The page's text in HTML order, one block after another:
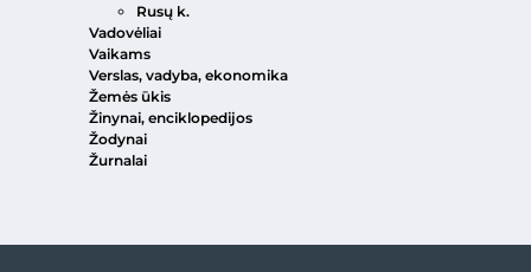
Rusų k.
Vadovėliai
Vaikams
Verslas, vadyba, ekonomika
Žemės ūkis
Žinynai, enciklopedijos
Žodynai
Žurnalai